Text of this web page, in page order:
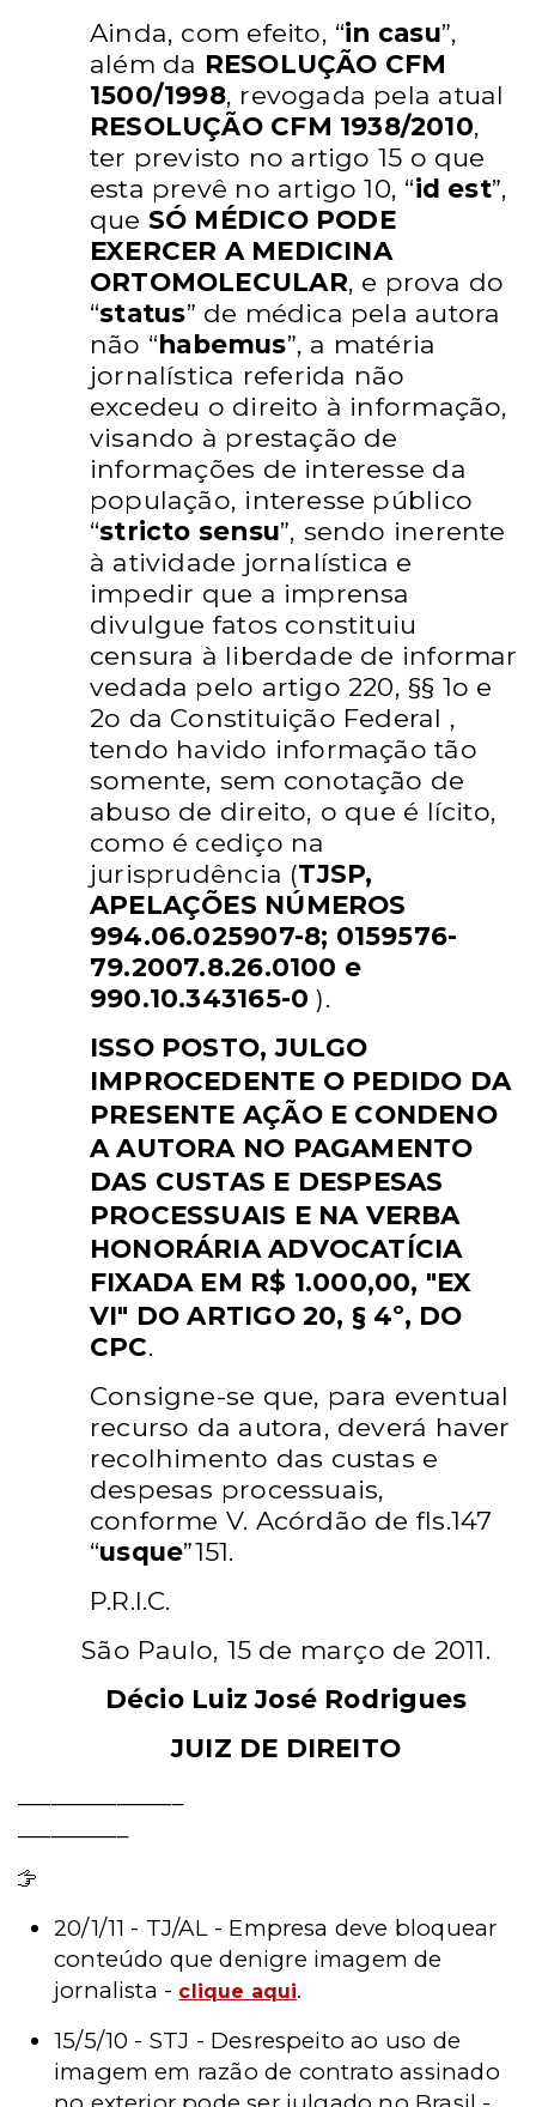
Ainda, com efeito, “in casu”,
além da RESOLUÇÃO CFM
1500/1998, revogada pela atual
RESOLUÇÃO CFM 1938/2010,
ter previsto no artigo 15 o que
esta prevê no artigo 10, “id est”,
que SÓ MÉDICO PODE
EXERCER A MEDICINA
ORTOMOLECULAR, e prova do
“status” de médica pela autora
não “habemus”, a matéria
jornalística referida não
excedeu o direito à informação,
visando à prestação de
informações de interesse da
população, interesse público
“stricto sensu”, sendo inerente
à atividade jornalística e
impedir que a imprensa
divulgue fatos constituiu
censura à liberdade de informar
vedada pelo artigo 220, §§ 1o e
2o da Constituição Federal ,
tendo havido informação tão
somente, sem conotação de
abuso de direito, o que é lícito,
como é cediço na
jurisprudência (TJSP,
APELAÇÕES NÚMEROS
994.06.025907-8; 0159576-
79.2007.8.26.0100 e
990.10.343165-0 ).
ISSO POSTO, JULGO
IMPROCEDENTE O PEDIDO DA
PRESENTE AÇÃO E CONDENO
A AUTORA NO PAGAMENTO
DAS CUSTAS E DESPESAS
PROCESSUAIS E NA VERBA
HONORÁRIA ADVOCATÍCIA
FIXADA EM R$ 1.000,00, "EX
VI" DO ARTIGO 20, § 4º, DO
CPC.
Consigne-se que, para eventual
recurso da autora, deverá haver
recolhimento das custas e
despesas processuais,
conforme V. Acórdão de fls.147
“usque”151.
P.R.I.C.
São Paulo, 15 de março de 2011.
Décio Luiz José Rodrigues
JUIZ DE DIREITO
20/1/11 - TJ/AL - Empresa deve bloquear
conteúdo que denigre imagem de
jornalista - clique aqui.
15/5/10 - STJ - Desrespeito ao uso de
imagem em razão de contrato assinado